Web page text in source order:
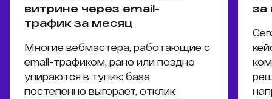
витрине через email-
трафик за месяц
Многие вебмастера, работающие с
email-трафиком, рано или поздно
упираются в тупик: база
постепенно выгорает, отклик
за